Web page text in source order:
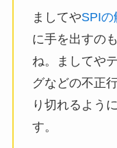
ましてやSPIの
に手を出すの
ね。ましてや
グなどの不正
り切れるよう
す。